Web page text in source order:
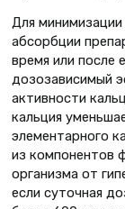
Для
абсорбции
время или после
дозозависимый
активности
кальция
элементарного
из компонентов
организма от
если суточная